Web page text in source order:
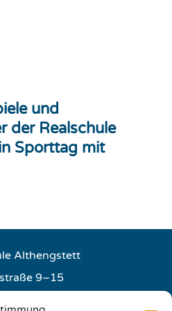
und
der Realschule
Sporttag mit
Althengstett
9–15